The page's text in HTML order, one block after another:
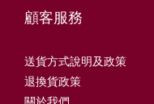
顧客服務
送貨方式說明及政策
退換貨政策